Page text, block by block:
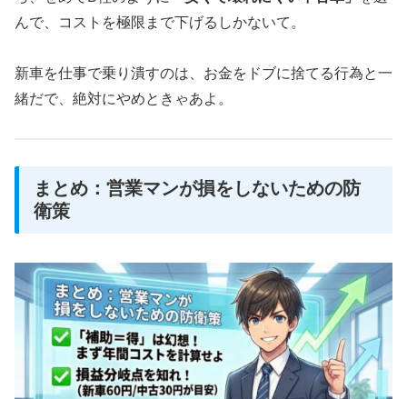
んで、コストを極限まで下げるしかないて。
新車を仕事で乗り潰すのは、お金をドブに捨てる行為と一
緒だで、絶対にやめときゃあよ。
まとめ：営業マンが損をしないための防
衛策